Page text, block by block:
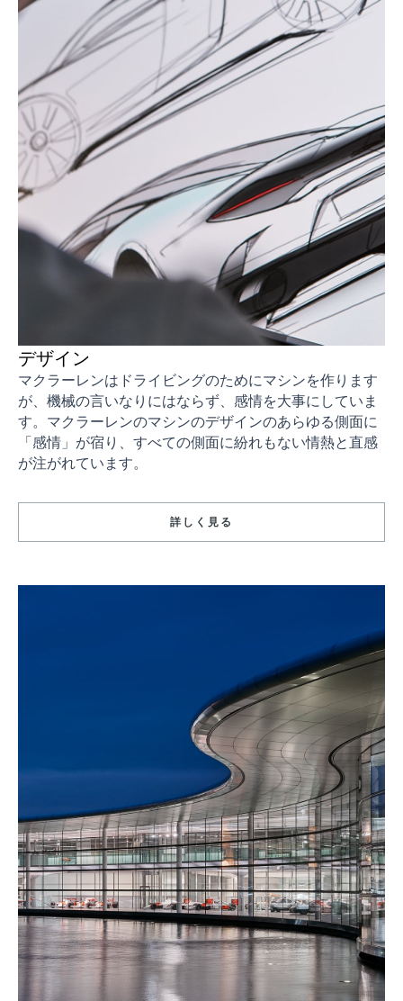
デザイン
マクラーレンはドライビングのためにマシンを作ります
が、機械の言いなりにはならず、感情を大事にしていま
す。マクラーレンのマシンのデザインのあらゆる側面に
「感情」が宿り、すべての側面に紛れもない情熱と直感
が注がれています。
詳しく見る